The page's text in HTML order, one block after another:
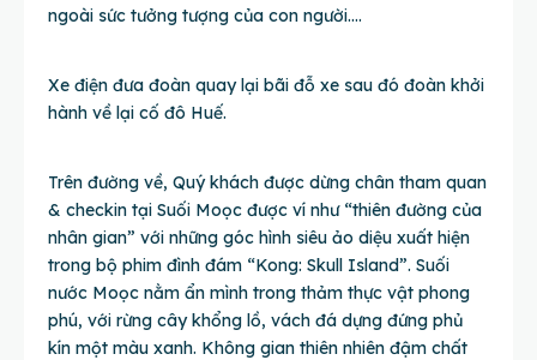
ngoài sức tưởng tượng của con người….
Xe điện đưa đoàn quay lại bãi đỗ xe sau đó đoàn khởi
hành về lại cố đô Huế.
Trên đường về, Quý khách được dừng chân tham quan
& checkin tại Suối Moọc được ví như “thiên đường của
nhân gian” với những góc hình siêu ảo diệu xuất hiện
trong bộ phim đình đám “Kong: Skull Island”. Suối
nước Moọc nằm ẩn mình trong thảm thực vật phong
phú, với rừng cây khổng lồ, vách đá dựng đứng phủ
kín một màu xanh. Không gian thiên nhiên đậm chất